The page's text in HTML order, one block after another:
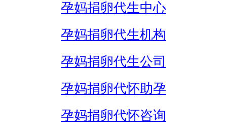
孕妈捐卵代生中心
孕妈捐卵代生机构
孕妈捐卵代生公司
孕妈捐卵代怀助孕
孕妈捐卵代怀咨询